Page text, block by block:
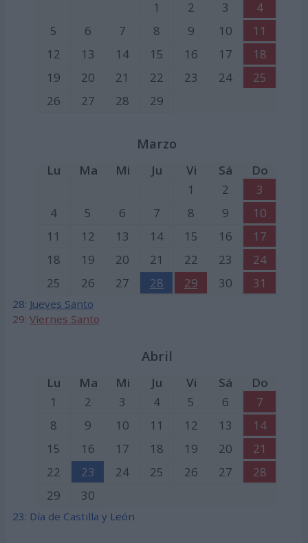
1
2 3
4
5
6 7 8 9 10
11
12
13 14 15 16 17
18
19
20 21 22 23 24
25
26
27 28 29
Marzo
Lu Ma Mi Ju Vi Sá
Do
1
2
3
4
5 6 7 8 9
10
11
12 13 14 15 16
17
18
19 20 21 22 23
24
25
26 27 28 29 30 31
28: Jueves Santo
29: Viernes Santo
Abril
Lu Ma Mi Ju Vi Sá
Do
1
2 3 4 5 6
7
8
9 10 11 12 13
14
15
16 17 18 19 20
21
22
23 24 25 26 27
28
29
30
23: Día de Castilla y León